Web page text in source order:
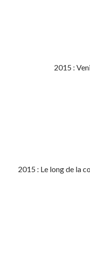
2015 :
2015 : Le long de la